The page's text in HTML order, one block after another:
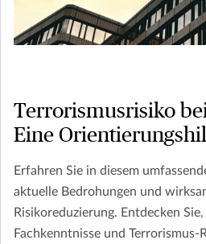
Terrorismusrisiko
Eine
Erfahren Sie in diesem
aktuelle Bedrohungen und
Risikoreduzierung. Entdecken
Fachkenntnisse und